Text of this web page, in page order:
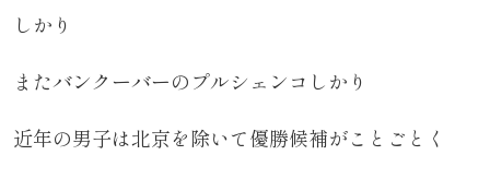
しかり
またバンクーバーのプルシェンコしかり
近年の男子は北京を除いて優勝候補がことごとく